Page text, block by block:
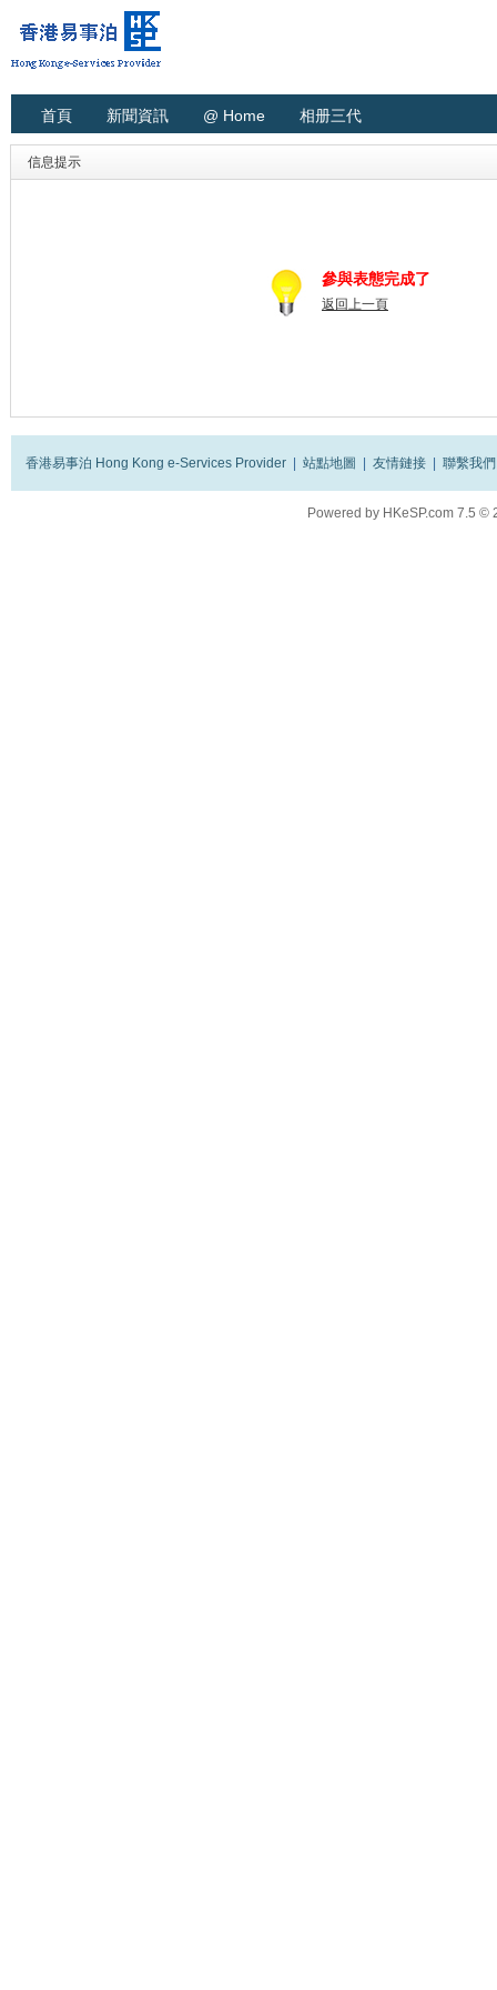
首頁 新聞資訊 @ Home 相册三代
信息提示
參與表態完成了
返回上一頁
香港易事泊 Hong Kong e-Services Provider 站點地圖 友情鏈接 聯繫我們
Powered by HKeSP.com 7.5 ©